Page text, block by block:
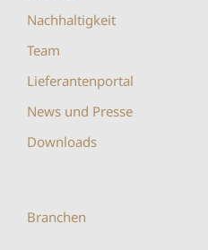
Nachhaltigkeit
Team
Lieferantenportal
News und Presse
Downloads
Branchen